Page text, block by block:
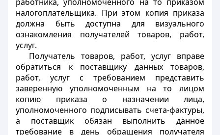
налогоплательщика. При этом копия приказа
должна быть доступна для визуального
ознакомления получателей товаров, работ,
услуг.
Получатель товаров, работ, услуг вправе
обратиться к поставщику данных товаров,
работ, услуг с требованием представить
заверенную уполномоченным на то лицом
копию приказа о назначении лица,
уполномоченного подписывать счета-фактуры,
а поставщик обязан выполнить данное
требование в день обращения получателя